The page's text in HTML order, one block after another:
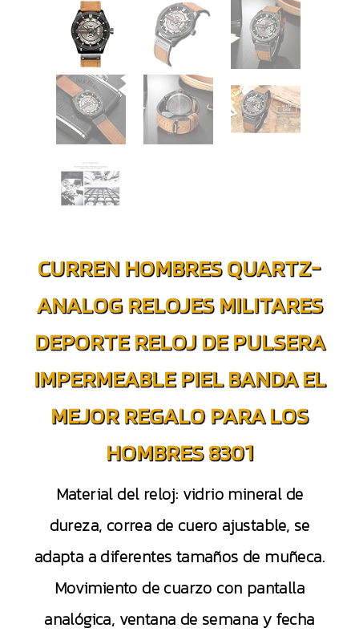
CURREN HOMBRES QUARTZ-
ANALOG RELOJES MILITARES
DEPORTE RELOJ DE PULSERA
IMPERMEABLE PIEL BANDA EL
MEJOR REGALO PARA LOS
HOMBRES 8301
Material del reloj: vidrio mineral de
dureza, correa de cuero ajustable, se
adapta a diferentes tamaños de muñeca.
Movimiento de cuarzo con pantalla
analógica, ventana de semana y fecha